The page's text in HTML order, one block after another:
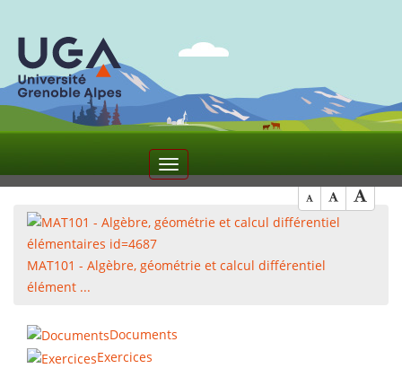
Toggle
navigation
MAT101 - Algèbre, géométrie et calcul différentiel
élément ...
Documents
Exercices